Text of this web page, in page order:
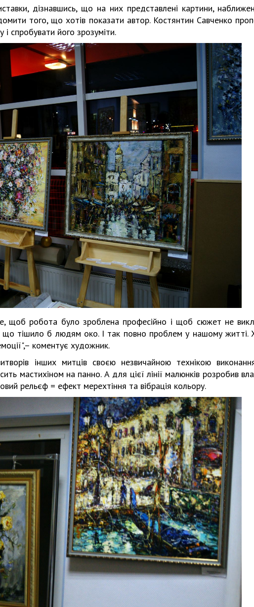
дізнавшись, що на них представлені картини,
того, що хотів показати автор. Костянтин Савченко
спробувати його зрозуміти.
щоб робота було зроблена професійно і щоб сюжет не
що тішило б людям око. І так повно проблем у нашому житті.
коментує художник.
інших митців своєю незвичайною технікою
мастихіном на панно. А для цієї лінії малюнків розробив
рельєф = ефект мерехтіння та вібрація кольору.
Харковом ширяться добрі